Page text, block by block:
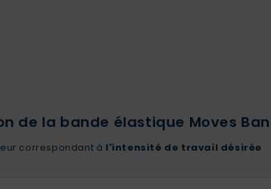
de la bande élastique Moves
correspondant à l'intensité de travail désirée